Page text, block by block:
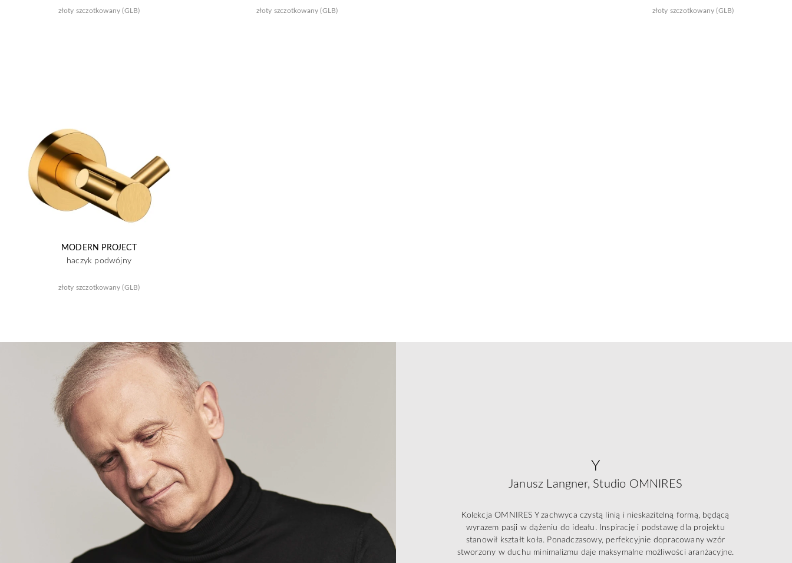
złoty szczotkowany (GLB) złoty szczotkowany (GLB) złoty szczotkowany (GLB)
MODERN PROJECT
haczyk podwójny
złoty szczotkowany (GLB)
Y
Janusz Langner, Studio OMNIRES
Kolekcja OMNIRES Y zachwyca czystą linią i nieskazitelną formą, będącą
wyrazem pasji w dążeniu do ideału. Inspirację i podstawę dla projektu
stanowił kształt koła. Ponadczasowy, perfekcyjnie dopracowany wzór
stworzony w duchu minimalizmu daje maksymalne możliwości aranżacyjne.